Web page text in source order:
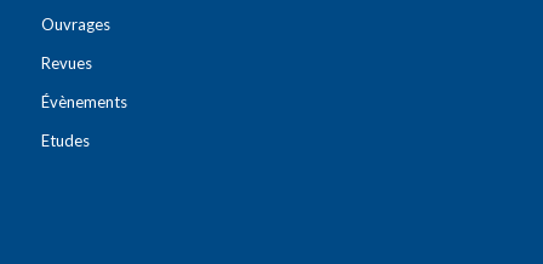
Ouvrages
Revues
Évènements
Etudes